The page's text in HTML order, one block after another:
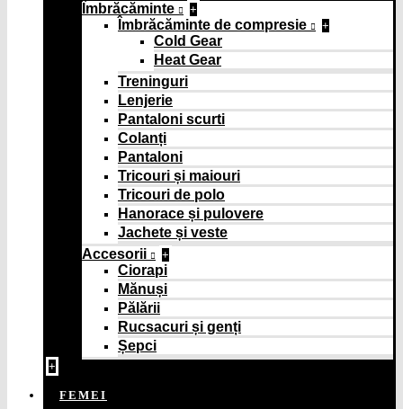
Îmbrăcăminte +
Îmbrăcăminte de compresie +
Cold Gear
Heat Gear
Treninguri
Lenjerie
Pantaloni scurti
Colanți
Pantaloni
Tricouri și maiouri
Tricouri de polo
Hanorace și pulovere
Jachete și veste
Accesorii
+
Ciorapi
Mănuși
Pălării
Rucsacuri și genți
Șepci
+
FEMEI